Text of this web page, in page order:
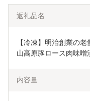
返礼品名
【冷凍】明治創業の
山高原豚ロース肉味噌
内容量